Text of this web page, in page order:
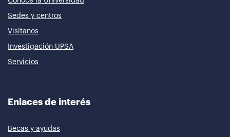
Sedes y centros
Visítanos
Investigación UPSA
Servicios
Enlaces de interés
Becas y ayudas